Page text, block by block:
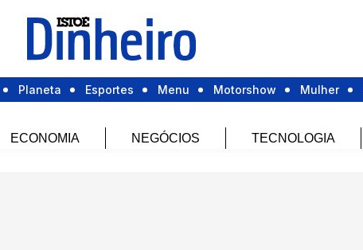
Planeta Esportes Menu Motorshow Mulher
ECONOMIA NEGÓCIOS TECNOLOGIA